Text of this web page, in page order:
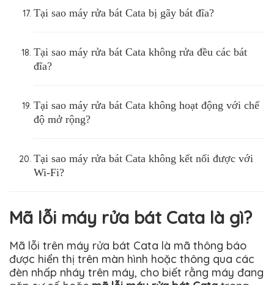
Tại sao máy rửa bát Cata bị gãy bát đĩa?
Tại sao máy rửa bát Cata không rửa đều các bát
đĩa?
Tại sao máy rửa bát Cata không hoạt động với chế
độ mở rộng?
Tại sao máy rửa bát Cata không kết nối được với
Wi-Fi?
Mã lỗi máy rửa bát Cata là gì?
Mã lỗi trên máy rửa bát Cata là mã thông báo
được hiển thị trên màn hình hoặc thông qua các
đèn nhấp nháy trên máy, cho biết rằng máy đang